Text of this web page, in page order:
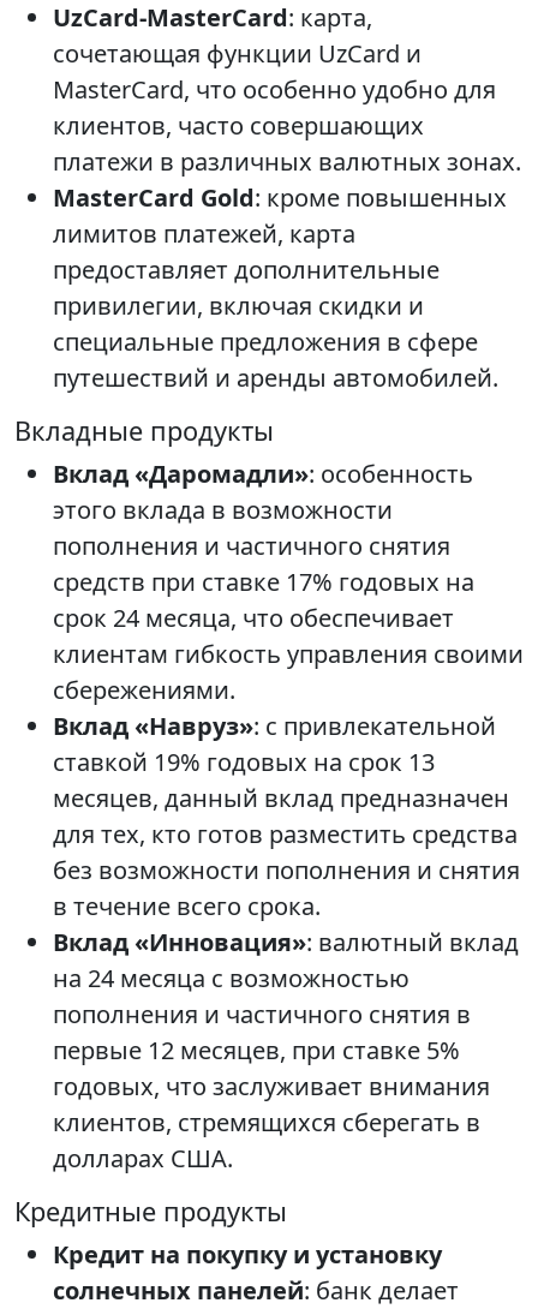
UzCard-MasterCard: карта,
сочетающая функции UzCard и
MasterCard, что особенно удобно для
клиентов, часто совершающих
платежи в различных валютных зонах.
MasterCard Gold: кроме повышенных
лимитов платежей, карта
предоставляет дополнительные
привилегии, включая скидки и
специальные предложения в сфере
путешествий и аренды автомобилей.
Вкладные продукты
Вклад «Даромадли»: особенность
этого вклада в возможности
пополнения и частичного снятия
средств при ставке 17% годовых на
срок 24 месяца, что обеспечивает
клиентам гибкость управления своими
сбережениями.
Вклад «Навруз»: с привлекательной
ставкой 19% годовых на срок 13
месяцев, данный вклад предназначен
для тех, кто готов разместить средства
без возможности пополнения и снятия
в течение всего срока.
Вклад «Инновация»: валютный вклад
на 24 месяца с возможностью
пополнения и частичного снятия в
первые 12 месяцев, при ставке 5%
годовых, что заслуживает внимания
клиентов, стремящихся сберегать в
долларах США.
Кредитные продукты
Кредит на покупку и установку
солнечных панелей: банк делает